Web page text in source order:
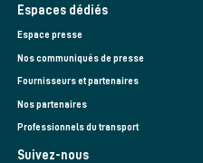
Espaces dédiés
Espace presse
Nos communiqués de presse
Fournisseurs et partenaires
Nos partenaires
Professionnels du transport
Suivez-nous